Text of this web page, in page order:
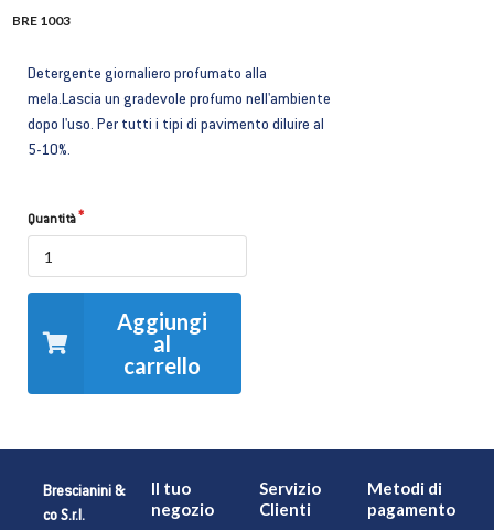
BRE 1003
Detergente giornaliero profumato alla
mela.Lascia un gradevole profumo nell'ambiente
dopo l'uso. Per tutti i tipi di pavimento diluire al
5-10%.
Quantità
Aggiungi
al
carrello
Brescianini &
co S.r.l.
Il tuo
negozio
Servizio
Clienti
Metodi di
pagamento